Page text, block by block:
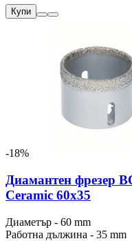
Купи
-18%
Диамантен фрезер
Ceramic 60x35
Диаметър - 60 mm
Работна дължина - 35 mm